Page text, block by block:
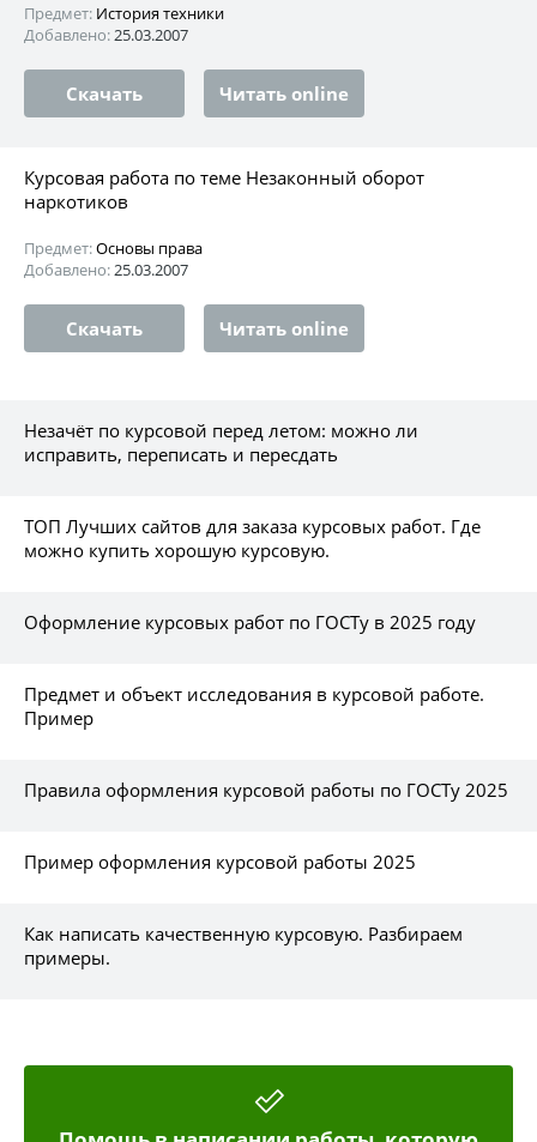
Предмет: История техники
Добавлено:25.03.2007
Скачать Читать online
Курсовая работа по теме Незаконный оборот
наркотиков
Предмет:Основы права
Добавлено:25.03.2007
Скачать Читать online
Незачёт по курсовой перед летом: можно ли
исправить, переписать и пересдать
ТОП Лучших сайтов для заказа курсовых работ. Где
можно купить хорошую курсовую.
Оформление курсовых работ по ГОСТу в 2025 году
Предмет и объект исследования в курсовой работе.
Пример
Правила оформления курсовой работы по ГОСТу 2025
Пример оформления курсовой работы 2025
Как написать качественную курсовую. Разбираем
примеры.